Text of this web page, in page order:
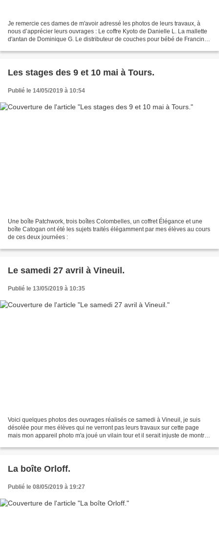
Je remercie ces dames de m'avoir adressé les photos de leurs travaux, à
nous d’apprécier leurs ouvrages : Le coffre Kyoto de Danielle L. La mallette
d'antan de Dominique G. Le distributeur de couches pour bébé de Francine
Les stages des 9 et 10 mai à Tours.
Publié le 14/05/2019 à 10:54
Une boîte Patchwork, trois boîtes Colombelles, un coffret Élégance et une
boîte Catogan ont été les sujets traités élégamment par mes élèves au cours
de ces deux journées :
Le samedi 27 avril à Vineuil.
Publié le 13/05/2019 à 10:35
Voici quelques photos des ouvrages réalisés ce samedi à Vineuil, je suis
désolée pour mes élèves qui ne verront pas leurs travaux sur cette page
mais mon appareil photo m'a joué un vilain tour et il serait injuste de montrer
La boîte Orloff.
Publié le 08/05/2019 à 19:27